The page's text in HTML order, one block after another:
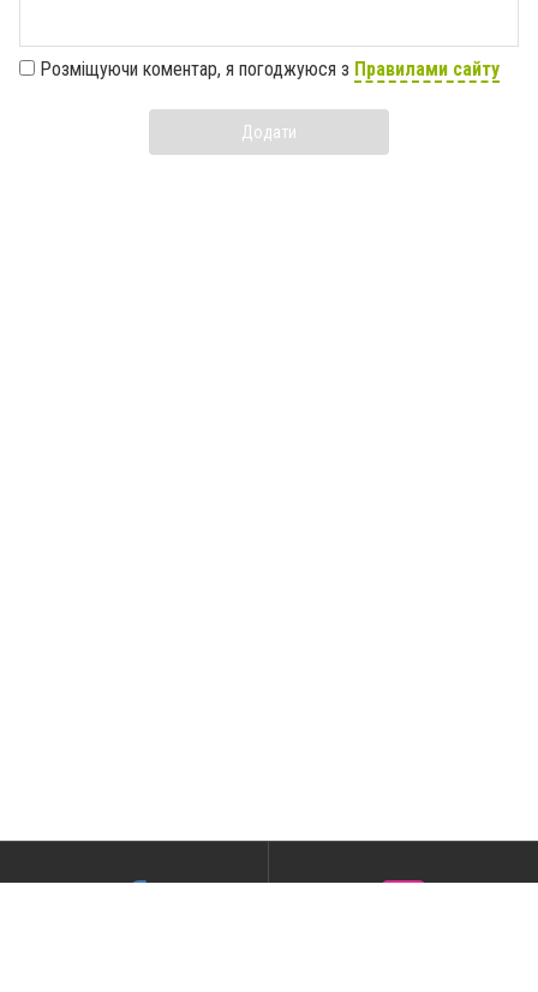
Розміщуючи коментар, я погоджуюся з Правилами сайту
Додати